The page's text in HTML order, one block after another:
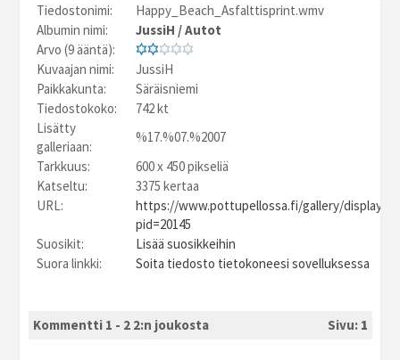
Tiedostonimi:
Happy_Beach_Asfalttisprint.wmv
Albumin nimi:
JussiH /Autot
Arvo (9 ääntä):
Kuvaajan nimi:
JussiH
Paikkakunta:
Säräisniemi
Tiedostokoko:
742 kt
Lisätty
galleriaan:
%17.%07.%2007
Tarkkuus:
600 x 450 pikseliä
Katseltu:
3375 kertaa
URL:
https://www.pottupellossa.fi/gallery/
pid=20145
Suosikit:
Lisää suosikkeihin
Suora linkki:
Soita tiedosto tietokoneesi sovelluksessa
Kommentti 1 - 2 2:n joukosta Sivu: 1